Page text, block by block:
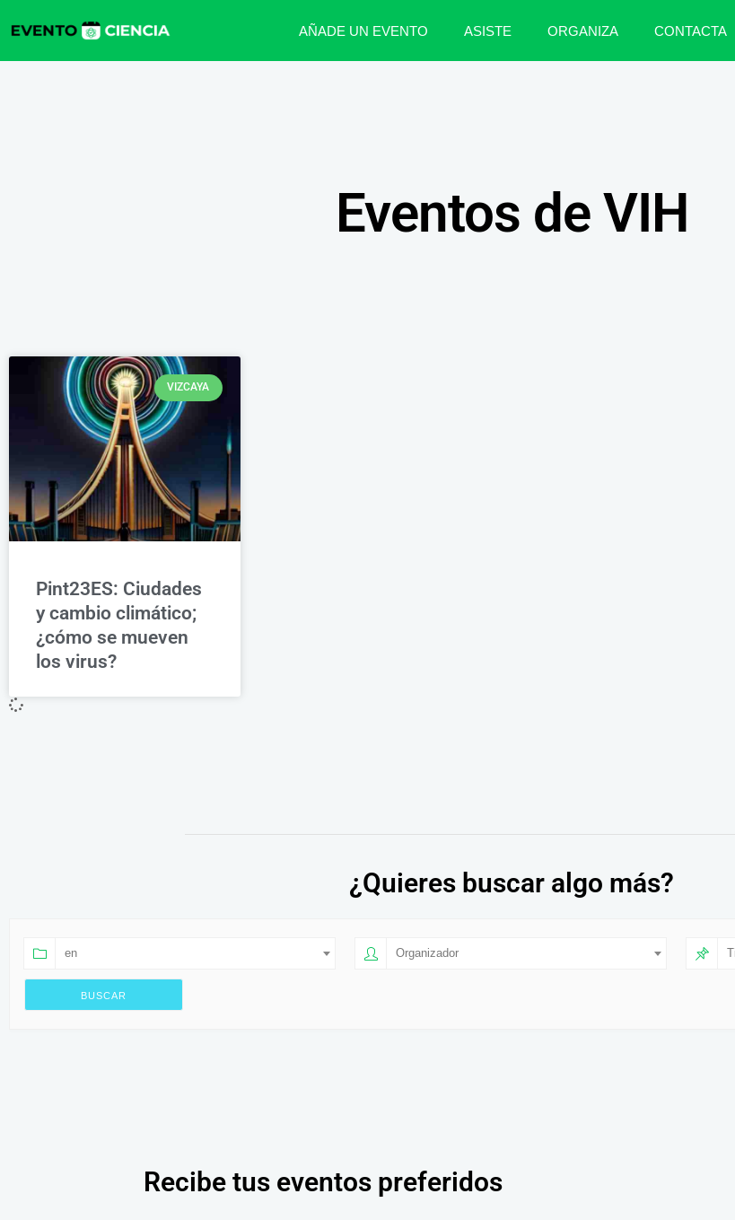
AÑADE UN EVENTO ASISTE ORGANIZA CONTACTA
Eventos de VIH
VIZCAYA
Pint23ES: Ciudades
y cambio climático;
¿cómo se mueven
los virus?
¿Quieres buscar algo más?
en Organizador
Recibe tus eventos preferidos